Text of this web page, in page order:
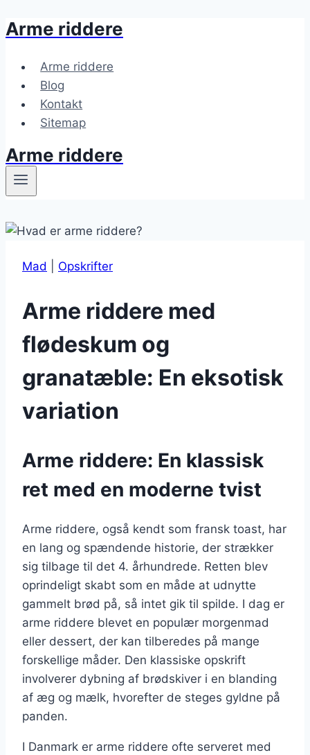
Fortsæt
indhold
Arme riddere
Arme riddere
Blog
Kontakt
Sitemap
Arme riddere
Mad Opskrifter
Arme riddere med
flødeskum og
granatæble: En eksotisk
variation
Arme riddere: En klassisk
ret med en moderne tvist
Arme riddere, også kendt som fransk toast, har
en lang og spændende historie, der strækker
sig tilbage til det 4. århundrede. Retten blev
oprindeligt skabt som en måde at udnytte
gammelt brød på, så intet gik til spilde. I dag er
arme riddere blevet en populær morgenmad
eller dessert, der kan tilberedes på mange
forskellige måder. Den klassiske opskrift
involverer dybning af brødskiver i en blanding
af æg og mælk, hvorefter de steges gyldne på
panden.
I Danmark er arme riddere ofte serveret med